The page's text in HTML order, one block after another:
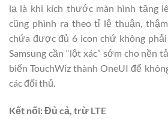
lạ là khi kích thước màn hình tăng
cũng phình ra theo tỉ lệ thuận,
chứa được đủ 6 icon chứ không
Samsung cần “lột xác” sớm cho nền
biến TouchWiz thành OneUI để
các đối thủ.
Kết nối: Đủ cả, trừ LTE